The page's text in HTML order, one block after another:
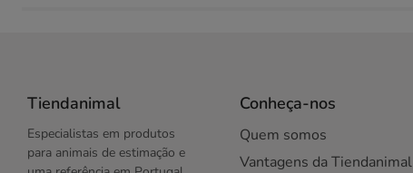
Tiendanimal
Especialistas em produtos
para animais de estimação e
Conheça-nos
Quem somos
Vantagens da Tiendanimal